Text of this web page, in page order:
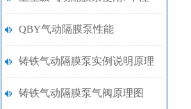
意事项
QBY气动隔膜泵性能
铸铁气动隔膜泵实例说明原理
铸铁气动隔膜泵气阀原理图